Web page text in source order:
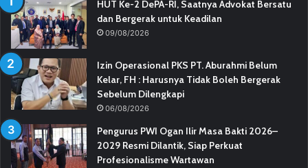
HUT Ke-2 DePA-RI, Saatnya Advokat Bersatu
dan Bergerak untuk Keadilan
09/08/2026
Izin Operasional PKS PT. Aburahmi Belum
Kelar, FH : Harusnya Tidak Boleh Bergerak
Sebelum Dilengkapi
06/08/2026
Pengurus PWI Ogan Ilir Masa Bakti 2026–
2029 Resmi Dilantik, Siap Perkuat
Profesionalisme Wartawan